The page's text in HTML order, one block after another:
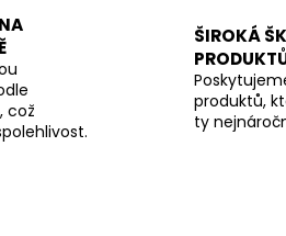
což
ŠIROKÁ
produktů,
ty